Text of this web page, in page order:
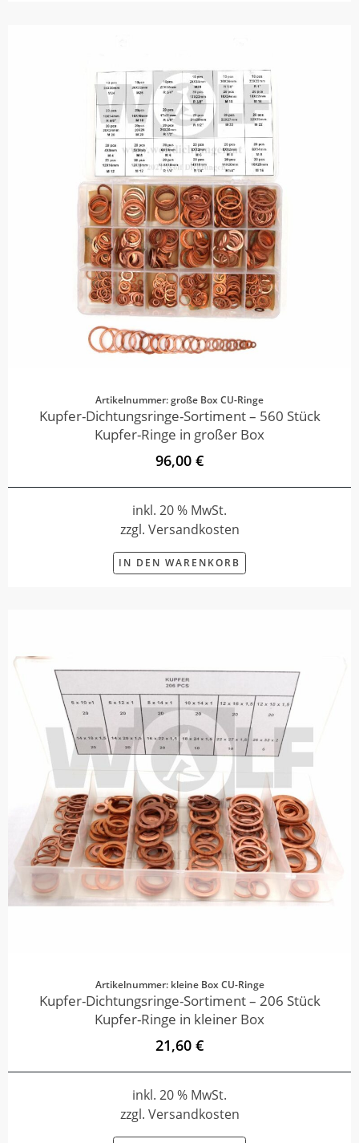
Artikelnummer: große Box CU-Ringe
Kupfer-Dichtungsringe-Sortiment – 560 Stück
Kupfer-Ringe in großer Box
96,00 €
inkl. 20 % MwSt.
zzgl. Versandkosten
IN DEN WARENKORB
Artikelnummer: kleine Box CU-Ringe
Kupfer-Dichtungsringe-Sortiment – 206 Stück
Kupfer-Ringe in kleiner Box
21,60 €
inkl. 20 % MwSt.
zzgl. Versandkosten